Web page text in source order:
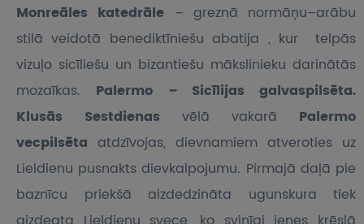
Monreāles katedrāle – greznā normāņu–arābu
stilā veidotā benediktīniešu abatija , kur telpās
vizuļo sicīliešu un bizantiešu mākslinieku darinātās
mozaīkas. Palermo –Sicīlijas galvaspilsēta.
Klusās Sestdienas vēlā vakarā Palermo
vecpilsēta atdzīvojas, dievnamiem atveroties uz
Lieldienu pusnakts dievkalpojumu. Pirmajā daļā pie
baznīcu priekšā aizdedzināta ugunskura tiek